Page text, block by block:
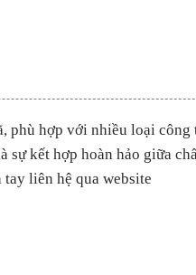
phù hợp với nhiều loại công
sự kết hợp hoàn hảo giữa
liên hệ qua website